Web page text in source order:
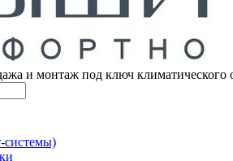
и монтаж под ключ климатического
системы)